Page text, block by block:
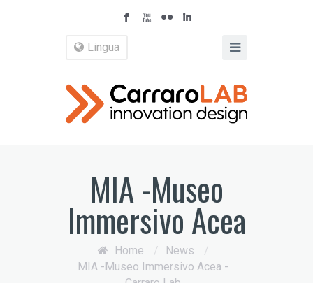
F X N I
Lingua
MIA -Museo
Immersivo Acea
Home / News
/
MIA -Museo Immersivo Acea -